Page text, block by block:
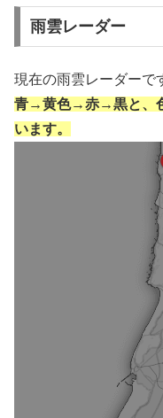
雨雲レーダー
現在の雨雲レーダーで
青→黄色→赤→黒と、
います。